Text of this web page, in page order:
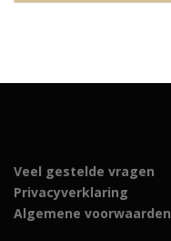
Veel gestelde vragen
Privacyverklaring
Algemene voorwaarden